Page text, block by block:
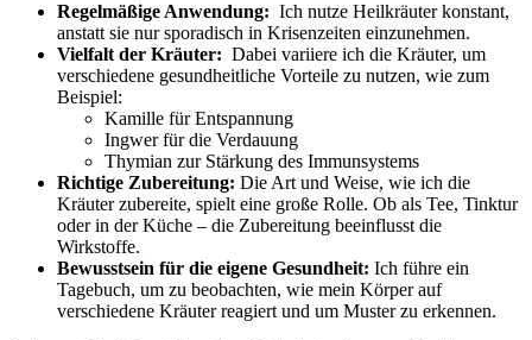
Regelmäßige Anwendung: ⁤ Ich nutze Heilkräuter konstant,
anstatt sie nur sporadisch in Krisenzeiten einzunehmen.
Vielfalt der Kräuter: ‌ Dabei variiere ​ich‍ die Kräuter, um
verschiedene gesundheitliche Vorteile zu nutzen, wie⁢ zum‌
Beispiel:
Kamille für Entspannung
Ingwer für die Verdauung
Thymian zur Stärkung des Immunsystems
Richtige Zubereitung: Die Art und Weise, wie ‍ich ‌die⁤
Kräuter‌ zubereite, spielt⁤ eine⁤ große Rolle. ⁢Ob als ​Tee, Tinktur
oder ​in der Küche – ‌die Zubereitung ⁣beeinflusst die
Wirkstoffe.
Bewusstsein für die⁤ eigene Gesundheit: ‌Ich führe ein
Tagebuch,⁢ um zu beobachten, wie mein Körper auf
verschiedene ​Kräuter reagiert​ und um Muster zu erkennen.